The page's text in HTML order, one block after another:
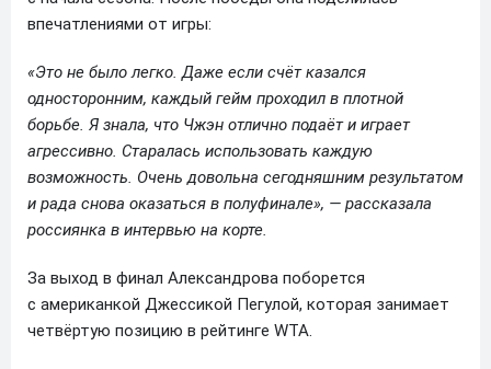
впечатлениями от игры:
«Это не было легко. Даже если счёт казался
односторонним, каждый гейм проходил в плотной
борьбе. Я знала, что Чжэн отлично подаёт и играет
агрессивно. Старалась использовать каждую
возможность. Очень довольна сегодняшним результатом
и рада снова оказаться в полуфинале», — рассказала
россиянка в интервью на корте.
За выход в финал Александрова поборется
с американкой Джессикой Пегулой, которая занимает
четвёртую позицию в рейтинге WTA.